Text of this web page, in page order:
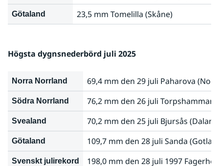
Götaland 23,5 mm Tomelilla (Skåne)
Högsta dygnsnederbörd juli 2025
Norra Norrland 69,4 mm den 29 juli Paharova
Södra Norrland 76,2 mm den 26 juli Torpshammar
Svealand 70,2 mm den 25 juli Bjursås
Götaland 109,7 mm den 28 juli Sanda
Svenskt julirekord
198,0 mm den 28 juli 1997